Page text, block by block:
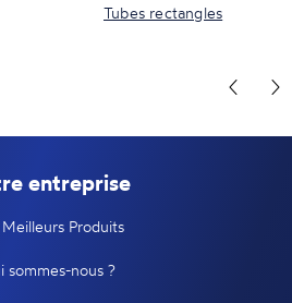
Tubes rectangles
entreprise
Meilleurs Produits
sommes-nous ?